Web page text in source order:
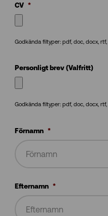
CV *
Godkända filtyper: pdf, doc, docx,
Personligt brev (Valfritt)
Godkända filtyper: pdf, doc, docx,
Förnamn *
Efternamn *